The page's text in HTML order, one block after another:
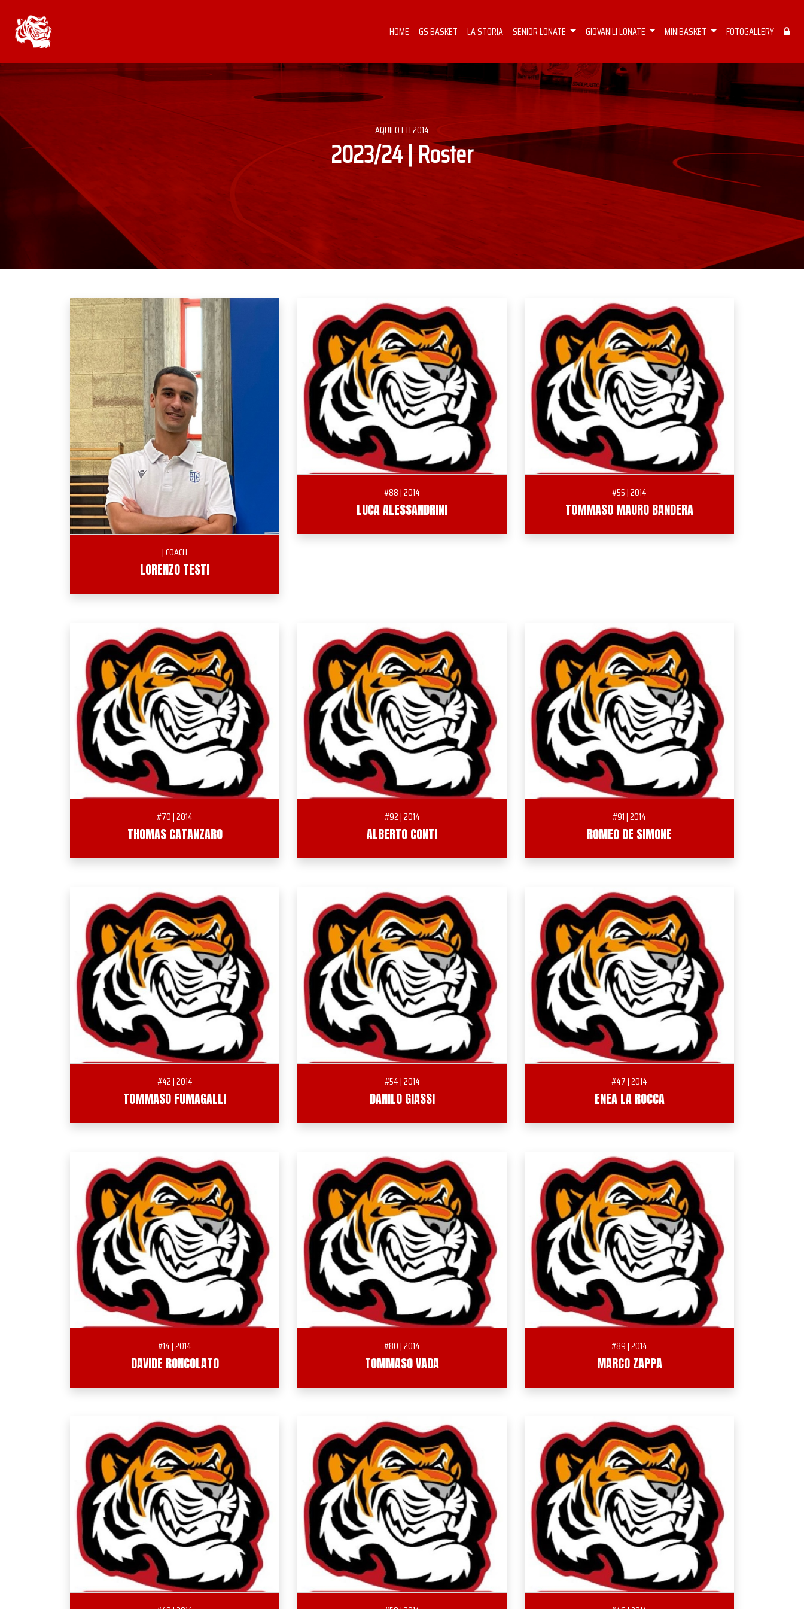
HOME GS BASKET LA STORIA SENIOR LONATE GIOVANILI LONATE MINIBASKET FOTOGALLERY
AQUILOTTI 2014
2023/24 | Roster
| COACH
LORENZO TESTI
#88 | 2014
LUCA ALESSANDRINI
#55 | 2014
TOMMASO MAURO BANDERA
#70 | 2014
THOMAS CATANZARO
#92 | 2014
ALBERTO CONTI
#91 | 2014
ROMEO DE SIMONE
#42 | 2014
TOMMASO FUMAGALLI
#54 | 2014
DANILO GIASSI
#47 | 2014
ENEA LA ROCCA
#14 | 2014
DAVIDE RONCOLATO
#80 | 2014
TOMMASO VADA
#89 | 2014
MARCO ZAPPA